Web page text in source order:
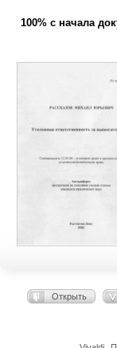
100% с начала
Открыть